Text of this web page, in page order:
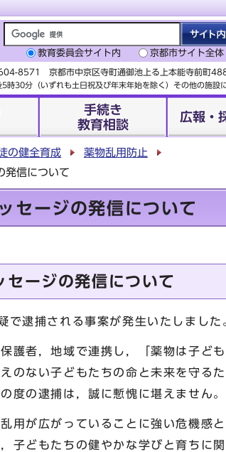
教育委員会サイト内 京都市サイト全体
8571 京都市中京区寺町通御池上る上本能寺前町
時30分（いずれも土日祝及び年末年始を除く）その他の施設
手続き
教育相談
広報・
の健全育成
薬物乱用防止
発信について
セージの発信について
ージの発信について
逮捕される事案が発生いたしました
護者，地域で連携し，「薬物は子ど
のない子どもたちの命と未来を守る
度の逮捕は，誠に慙愧に堪えません。
用が広がっていることに強い危機感
子どもたちの健やかな学びと育ちに